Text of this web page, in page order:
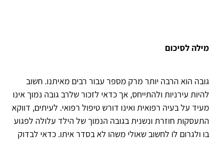
מילה לסיכום
גובה הוא הרבה יותר מרק מספר עבור רבים מאיתנו. חשוב
להיות עירניות ולהתייחס, אך כדאי לזכור שלרב גובה נמוך אינו
מעיד על בעיה רפואית ואינו דורש טיפול רפואי. לעיתים, דווקא
התעסקות חוזרת ונשנית בגובה הנמוך של הילד עלולה לפגוע
בו ולגרום לו לחשוב שאולי משהו לא בסדר איתו. כדאי לבדוק